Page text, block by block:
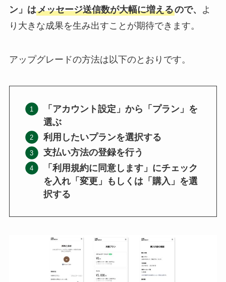
ン」はメッセージ送信数が大幅に増えるので、
よ
り大きな成果を生み出すことが期待できます。
アップグレードの方法は以下のとおりです。
「アカウント設定」から「プラン」を
選ぶ
利用したいプランを選択する
支払い方法の登録を行う
「利用規約に同意します」にチェック
を入れ「変更」もしくは「購入」を選
択する